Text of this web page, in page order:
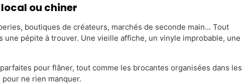
ou chiner
boutiques de créateurs, marchés de seconde main… Tout
pépite à trouver. Une vieille affiche, un vinyle improbable, une
pour flâner, tout comme les brocantes organisées dans les
pour ne rien manquer.